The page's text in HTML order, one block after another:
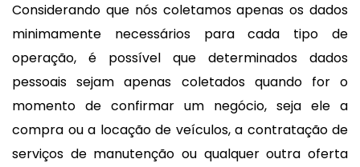
Considerando que nós coletamos apenas os dados
minimamente necessários para cada tipo de
operação, é possível que determinados dados
pessoais sejam apenas coletados quando for o
momento de confirmar um negócio, seja ele a
compra ou a locação de veículos, a contratação de
serviços de manutenção ou qualquer outra oferta